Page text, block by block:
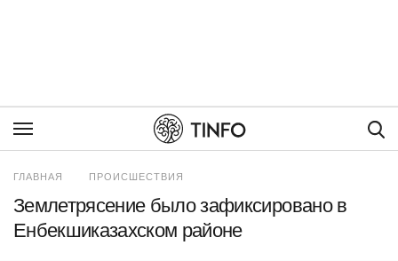
ГЛАВНАЯ ПРОИСШЕСТВИЯ
Землетрясение было зафиксировано в
Енбекшиказахском районе